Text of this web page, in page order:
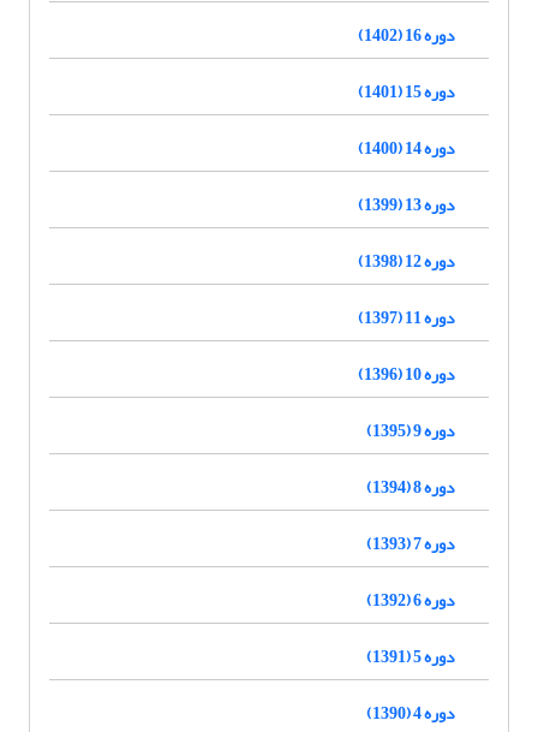
دوره 16 (1402)
دوره 15 (1401)
دوره 14 (1400)
دوره 13 (1399)
دوره 12 (1398)
دوره 11 (1397)
دوره 10 (1396)
دوره 9 (1395)
دوره 8 (1394)
دوره 7 (1393)
دوره 6 (1392)
دوره 5 (1391)
دوره 4 (1390)